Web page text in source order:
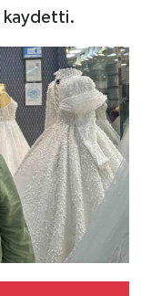
kaydetti.